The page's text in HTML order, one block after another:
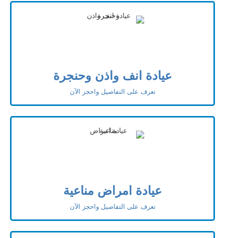
عيادة انف واذن وحنجرة
تعرف على التفاصيل واحجز الآن
عيادة امراض مناعية
تعرف على التفاصيل واحجز الآن